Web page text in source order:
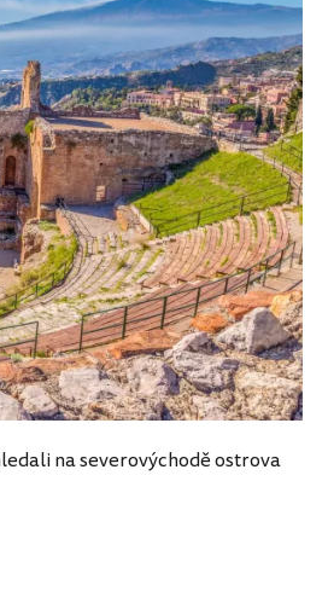
na severovýchodě ostrova